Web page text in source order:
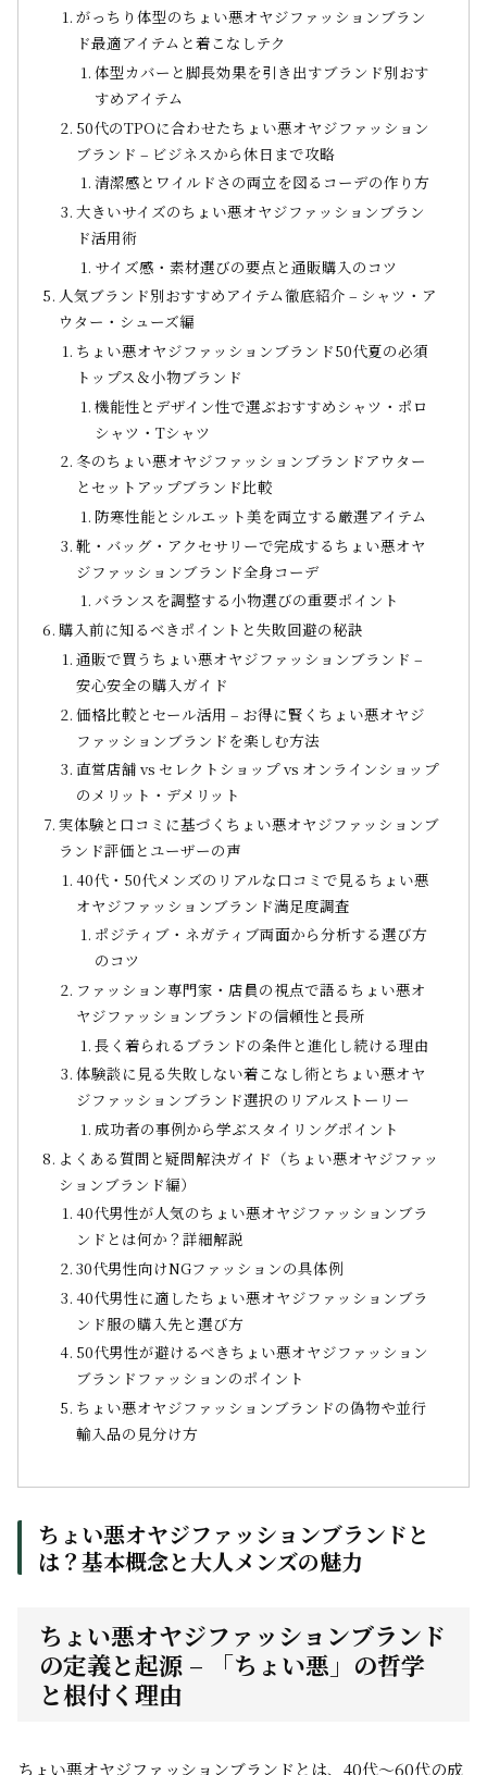
がっちり体型のちょい悪オヤジファッションブラン
ド最適アイテムと着こなしテク
体型カバーと脚長効果を引き出すブランド別おす
すめアイテム
50代のTPOに合わせたちょい悪オヤジファッション
ブランド – ビジネスから休日まで攻略
清潔感とワイルドさの両立を図るコーデの作り方
大きいサイズのちょい悪オヤジファッションブラン
ド活用術
サイズ感・素材選びの要点と通販購入のコツ
人気ブランド別おすすめアイテム徹底紹介 – シャツ・ア
ウター・シューズ編
ちょい悪オヤジファッションブランド50代夏の必須
トップス＆小物ブランド
機能性とデザイン性で選ぶおすすめシャツ・ポロ
シャツ・Tシャツ
冬のちょい悪オヤジファッションブランドアウター
とセットアップブランド比較
防寒性能とシルエット美を両立する厳選アイテム
靴・バッグ・アクセサリーで完成するちょい悪オヤ
ジファッションブランド全身コーデ
バランスを調整する小物選びの重要ポイント
購入前に知るべきポイントと失敗回避の秘訣
通販で買うちょい悪オヤジファッションブランド –
安心安全の購入ガイド
価格比較とセール活用 – お得に賢くちょい悪オヤジ
ファッションブランドを楽しむ方法
直営店舗 vs セレクトショップ vs オンラインショップ
のメリット・デメリット
実体験と口コミに基づくちょい悪オヤジファッションブ
ランド評価とユーザーの声
40代・50代メンズのリアルな口コミで見るちょい悪
オヤジファッションブランド満足度調査
ポジティブ・ネガティブ両面から分析する選び方
のコツ
ファッション専門家・店員の視点で語るちょい悪オ
ヤジファッションブランドの信頼性と長所
長く着られるブランドの条件と進化し続ける理由
体験談に見る失敗しない着こなし術とちょい悪オヤ
ジファッションブランド選択のリアルストーリー
成功者の事例から学ぶスタイリングポイント
よくある質問と疑問解決ガイド（ちょい悪オヤジファッ
ションブランド編）
40代男性が人気のちょい悪オヤジファッションブラ
ンドとは何か？詳細解説
30代男性向けNGファッションの具体例
40代男性に適したちょい悪オヤジファッションブラ
ンド服の購入先と選び方
50代男性が避けるべきちょい悪オヤジファッション
ブランドファッションのポイント
ちょい悪オヤジファッションブランドの偽物や並行
輸入品の見分け方
ちょい悪オヤジファッションブランドと
は？基本概念と大人メンズの魅力
ちょい悪オヤジファッションブランド
の定義と起源 – 「ちょい悪」の哲学
と根付く理由
ちょい悪オヤジファッションブランドとは、40代～60代の成